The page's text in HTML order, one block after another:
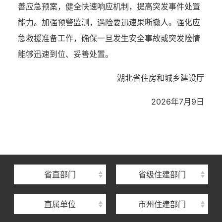
善应急预案，健全快速响应机制，提高突发事件处置
能力。加强预警监测，遇险要迅速果断撤人。强化应
急救援准备工作，确保一旦发生安全事故或突发险情
能够迅速到位、妥善处置。
湖北省住房和城乡建设厅
2026年7月 9 日
省直部门 省级住建部门
直属单位
湖北省住房保障中心
湖北省建设工程质量安全监督总站
湖北省建设工程标准定额管理总站 市州住建部门